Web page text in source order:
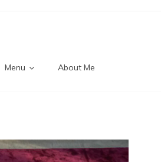
Menu About Me